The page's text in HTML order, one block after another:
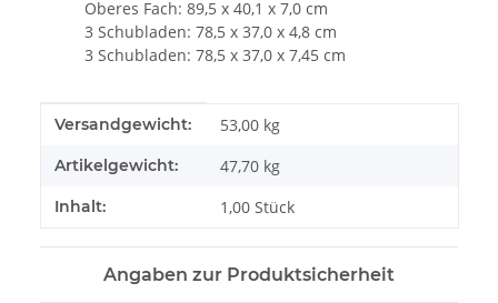
Oberes Fach: 89,5 x 40,1 x 7,0 cm
3 Schubladen: 78,5 x 37,0 x 4,8 cm
3 Schubladen: 78,5 x 37,0 x 7,45 cm
Produkteigenschaft
Wert
Versandgewicht: 53,00 kg
Artikelgewicht: 47,70 kg
Inhalt: 1,00 Stück
Angaben zur Produktsicherheit